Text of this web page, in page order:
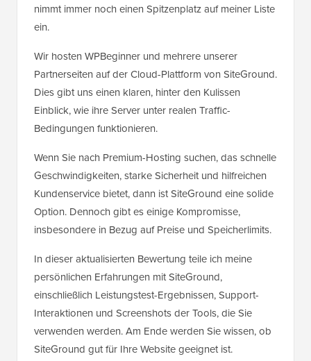
nimmt immer noch einen Spitzenplatz auf meiner Liste
ein.
Wir hosten WPBeginner und mehrere unserer
Partnerseiten auf der Cloud-Plattform von SiteGround.
Dies gibt uns einen klaren, hinter den Kulissen
Einblick, wie ihre Server unter realen Traffic-
Bedingungen funktionieren.
Wenn Sie nach Premium-Hosting suchen, das schnelle
Geschwindigkeiten, starke Sicherheit und hilfreichen
Kundenservice bietet, dann ist SiteGround eine solide
Option. Dennoch gibt es einige Kompromisse,
insbesondere in Bezug auf Preise und Speicherlimits.
In dieser aktualisierten Bewertung teile ich meine
persönlichen Erfahrungen mit SiteGround,
einschließlich Leistungstest-Ergebnissen, Support-
Interaktionen und Screenshots der Tools, die Sie
verwenden werden. Am Ende werden Sie wissen, ob
SiteGround gut für Ihre Website geeignet ist.